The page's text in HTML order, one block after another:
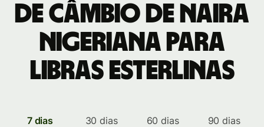
de câmbio de Naira
nigeriana para
Libras esterlinas
7 dias 30 dias 60 dias 90 dias